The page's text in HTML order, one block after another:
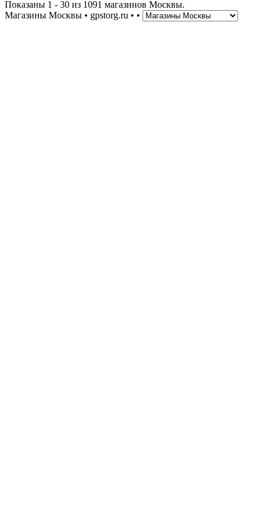
Показаны 1 - 30 из 1091 магазинов Москвы.
Магазины Москвы • gpstorg.ru • •